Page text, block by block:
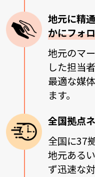
地元に精
かにフォ
地元のマ
した担当
最適な媒
ます。
全国拠点
全国に37
地元ある
ず迅速な